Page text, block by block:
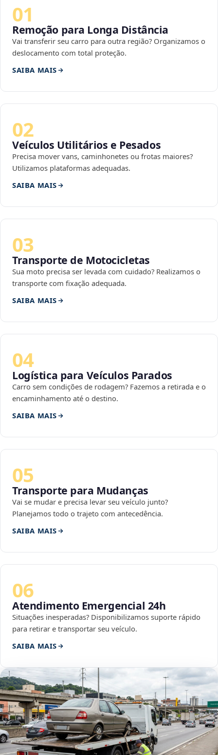
01
Remoção para Longa Distância
Vai transferir seu carro para outra região? Organizamos o
deslocamento com total proteção.
SAIBA MAIS
02
Veículos Utilitários e Pesados
Precisa mover vans, caminhonetes ou frotas maiores?
Utilizamos plataformas adequadas.
SAIBA MAIS
03
Transporte de Motocicletas
Sua moto precisa ser levada com cuidado? Realizamos o
transporte com fixação adequada.
SAIBA MAIS
04
Logística para Veículos Parados
Carro sem condições de rodagem? Fazemos a retirada e o
encaminhamento até o destino.
SAIBA MAIS
05
Transporte para Mudanças
Vai se mudar e precisa levar seu veículo junto?
Planejamos todo o trajeto com antecedência.
SAIBA MAIS
06
Atendimento Emergencial 24h
Situações inesperadas? Disponibilizamos suporte rápido
para retirar e transportar seu veículo.
SAIBA MAIS